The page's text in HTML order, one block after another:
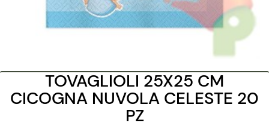
TOVAGLIOLI 25X25 CM
CICOGNA NUVOLA CELESTE 20
PZ